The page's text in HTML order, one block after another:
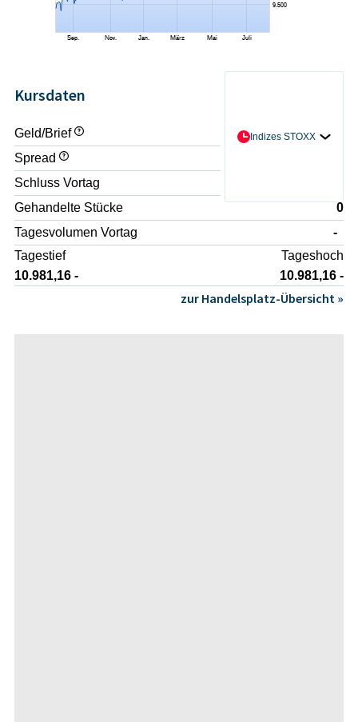
Kursdaten
Indizes STOXX
Geld/Brief
- / -
Spread
Schluss Vortag
Gehandelte Stücke
0
Tagesvolumen Vortag
-
Tagestief
10.981,16 -
Tageshoch
10.981,16 -
zur Handelsplatz-Übersicht »